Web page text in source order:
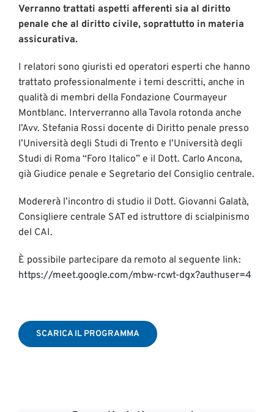
Verranno trattati aspetti afferenti sia al diritto
penale che al diritto civile, soprattutto in materia
assicurativa.
I relatori sono giuristi ed operatori esperti che hanno
trattato professionalmente i temi descritti, anche in
qualità di membri della Fondazione Courmayeur
Montblanc. Interverranno alla Tavola rotonda anche
l’Avv. Stefania Rossi docente di Diritto penale presso
l’Università degli Studi di Trento e l’Università degli
Studi di Roma “Foro Italico” e il Dott. Carlo Ancona,
già Giudice penale e Segretario del Consiglio centrale.
Modererà l’incontro di studio il Dott. Giovanni Galatà,
Consigliere centrale SAT ed istruttore di scialpinismo
del CAI.
È possibile partecipare da remoto al seguente link:
https://meet.google.com/mbw-rcwt-dgx?authuser=4
SCARICA IL PROGRAMMA